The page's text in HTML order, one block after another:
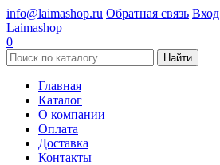
info@laimashop.ru Обратная связь Вход
Laimashop
0
Найти
Главная
Каталог
О компании
Оплата
Доставка
Контакты